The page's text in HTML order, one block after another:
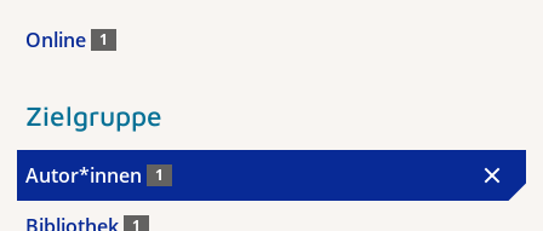
Online 1
Zielgruppe
Autor*innen 1
Bibliothek 1